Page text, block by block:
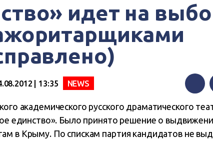
идет на
| 13:35 NEWS
академического русского драматического
единство». Было принято решение о
в Крыму. По спискам партия кандидатов не